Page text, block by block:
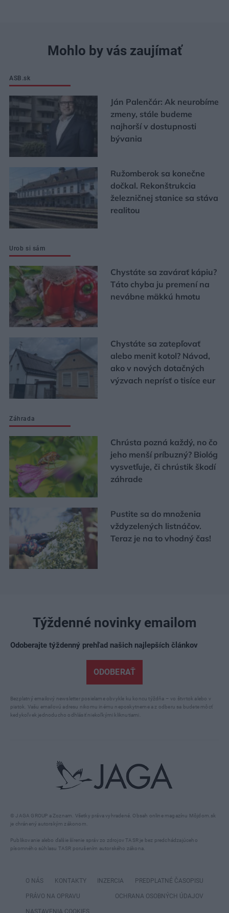
Mohlo by vás zaujímať
ASB.sk
Ján Palenčár: Ak neurobíme
zmeny, stále budeme
najhorší v dostupnosti
bývania
Ružomberok sa konečne
dočkal. Rekonštrukcia
železničnej stanice sa stáva
realitou
Urob si sám
Chystáte sa zavárať kápiu?
Táto chyba ju premení na
nevábne mäkkú hmotu
Chystáte sa zatepľovať
alebo meniť kotol? Návod,
ako v nových dotačných
výzvach neprísť o tisíce eur
Záhrada
Chrústa pozná každý, no čo
jeho menší príbuzný? Biológ
vysvetľuje, či chrústik škodí
záhrade
Pustite sa do množenia
vždyzelených listnáčov.
Teraz je na to vhodný čas!
© JAGA GROUP a Zoznam. Všetky práva vyhradené. Obsah online magazínu Môjdom.sk
je chránený autorským zákonom.
Publikovanie alebo ďalšie šírenie správ zo zdrojov TASR je bez predchádzajúceho
písomného súhlasu TASR porušením autorského zákona.
Týždenné novinky emailom
Odoberajte týždenný prehľad našich najlepších článkov
ODOBERAŤ
Bezplatný emailový newsletter posielame obvykle ku koncu týždňa – vo štvrtok alebo v
piatok. Vašu emailovú adresu nikomu inému neposkytneme a z odberu sa budete môcť
kedykoľvek jednoducho odhlásiť niekoľkými kliknutiami.
O NÁS KONTAKTY INZERCIA PREDPLATNÉ ČASOPISU
PRÁVO NA OPRAVU OCHRANA OSOBNÝCH ÚDAJOV
NASTAVENIA COOKIES